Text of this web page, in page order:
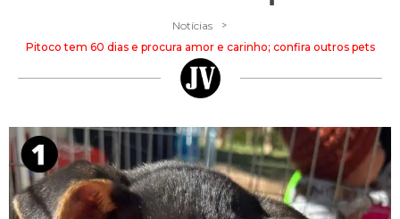
Notícias >
Pitoco tem 60 dias e procura amor e carinho; confira outros pets